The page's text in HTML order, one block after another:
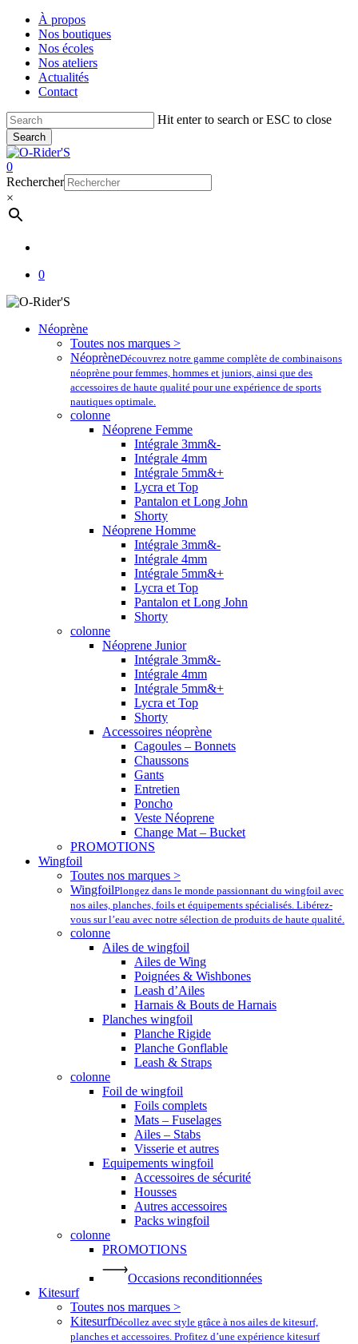
Skip
main
content
À propos
Nos boutiques
Nos écoles
Nos ateliers
Actualités
Contact
Hit enter to search or ESC to close
Search
Close
Search
account
0
Menu
Rechercher
×
0
Néoprène
Toutes nos marques >
NéoprèneDécouvrez notre gamme complète de combinaisons
néoprène pour femmes, hommes et juniors, ainsi que des
accessoires de haute qualité pour une expérience de sports
nautiques optimale.
colonne
Néoprene Femme
Intégrale 3mm&-
Intégrale 4mm
Intégrale 5mm&+
Lycra et Top
Pantalon et Long John
Shorty
Néoprene Homme
Intégrale 3mm&-
Intégrale 4mm
Intégrale 5mm&+
Lycra et Top
Pantalon et Long John
Shorty
colonne
Néoprene Junior
Intégrale 3mm&-
Intégrale 4mm
Intégrale 5mm&+
Lycra et Top
Shorty
Accessoires néoprène
Cagoules – Bonnets
Chaussons
Gants
Entretien
Poncho
Veste Néoprene
Change Mat – Bucket
PROMOTIONS
Wingfoil
Toutes nos marques >
WingfoilPlongez dans le monde passionnant du wingfoil avec
nos ailes, planches, foils et équipements spécialisés. Libérez-
vous sur l’eau avec notre sélection de produits de haute qualité.
colonne
Ailes de wingfoil
Ailes de Wing
Poignées & Wishbones
Leash d’Ailes
Harnais & Bouts de Harnais
Planches wingfoil
Planche Rigide
Planche Gonflable
Leash & Straps
colonne
Foil de wingfoil
Foils complets
Mats – Fuselages
Ailes – Stabs
Visserie et autres
Equipements wingfoil
Accessoires de sécurité
Housses
Autres accessoires
Packs wingfoil
colonne
PROMOTIONS
Occasions reconditionnées
Kitesurf
Toutes nos marques >
KitesurfDécollez avec style grâce à nos ailes de kitesurf,
planches et accessoires. Profitez d’une expérience kitesurf